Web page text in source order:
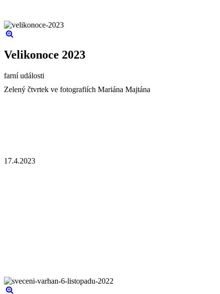
Velikonoce 2023
farní události
Zelený čtvrtek ve fotografiích Mariána Majtána
17.4.2023